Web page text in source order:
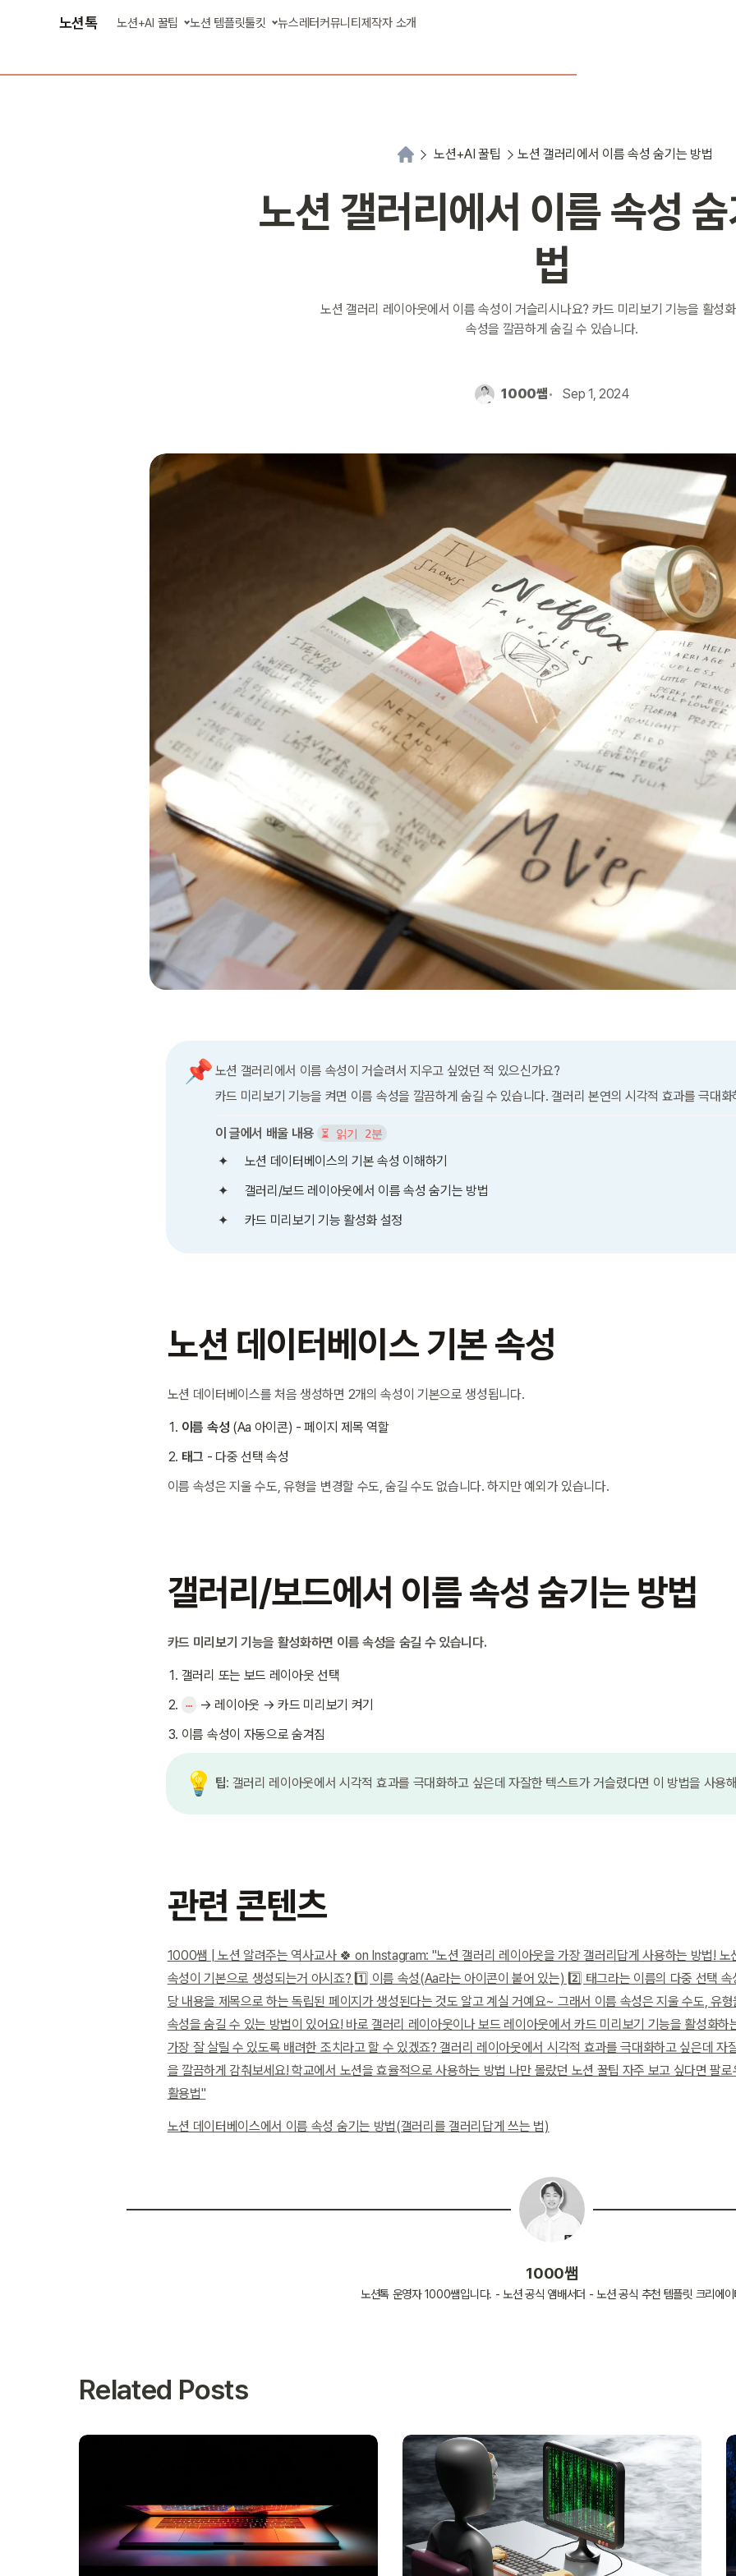
노션톡 노션+AI 꿀팁 노션 템플릿툴킷 뉴스레터커뮤니티 제작자 소개
노션+AI 꿀팁 노션 갤러리에서 이름 속성 숨기는 방법
노션 갤러리에서 이름 속성
법
노션 갤러리 레이아웃에서 이름 속성이 거슬리시나요? 카드 미리보기 기능을 활성
속성을 깔끔하게 숨길 수 있습니다.
1000쌤 Sep 1, 2024
📌 노션 갤러리에서 이름 속성이 거슬려서 지우고 싶었던 적 있으신가요?
카드 미리보기 기능을 켜면 이름 속성을 깔끔하게 숨길 수 있습니다. 갤러리 본연의 시각적 효과를 극대화
이 글에서 배울 내용 ⏳ 읽기 2분
노션 데이터베이스의 기본 속성 이해하기
갤러리/보드 레이아웃에서 이름 속성 숨기는 방법
카드 미리보기 기능 활성화 설정
노션 데이터베이스 기본 속성
노션 데이터베이스를 처음 생성하면 2개의 속성이 기본으로 생성됩니다.
이름 속성 (Aa 아이콘) - 페이지 제목 역할
태그 - 다중 선택 속성
이름 속성은 지울 수도, 유형을 변경할 수도, 숨길 수도 없습니다. 하지만 예외가 있습니다.
갤러리/보드에서 이름 속성 숨기는 방법
카드 미리보기 기능을 활성화하면 이름 속성을 숨길 수 있습니다.
갤러리 또는 보드 레이아웃 선택
⋯
→ 레이아웃 → 카드 미리보기 켜기
이름 속성이 자동으로 숨겨짐
💡 팁: 갤러리 레이아웃에서 시각적 효과를 극대화하고 싶은데 자잘한 텍스트가 거슬렸다면 이 방법을 사용
관련 콘텐츠
1000쌤 | 노션 알려주는 역사교사 🍀 on Instagram: "노션 갤러리 레이아웃을 가장 갤러리답게 사용하는 방법! 노
속성이 기본으로 생성되는거 아시죠? 1️⃣ 이름 속성(Aa라는 아이콘이 붙어 있는) 2️⃣ 태그라는 이름의 다중 선택
당 내용을 제목으로 하는 독립된 페이지가 생성된다는 것도 알고 계실 거예요~ 그래서 이름 속성은 지울 수도, 유
속성을 숨길 수 있는 방법이 있어요! 바로 갤러리 레이아웃이나 보드 레이아웃에서 카드 미리보기 기능을 활성화
가장 잘 살릴 수 있도록 배려한 조치라고 할 수 있겠죠? 갤러리 레이아웃에서 시각적 효과를 극대화하고 싶은데 자
을 깔끔하게 감춰보세요! 학교에서 노션을 효율적으로 사용하는 방법 나만 몰랐던 노션 꿀팁 자주 보고 싶다면 팔
활용법"
노션 데이터베이스에서 이름 속성 숨기는 방법(갤러리를 갤러리답게 쓰는 법)
1000쌤
노션톡 운영자 1000쌤입니다. - 노션 공식 앰배서더 - 노션 공식 추천 템플릿 크리에이
Related Posts